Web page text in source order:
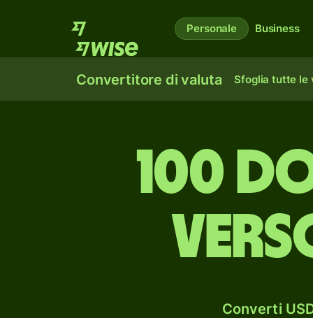
Personale Business
Convertitore di valuta Sfoglia tutte le
100
Converti